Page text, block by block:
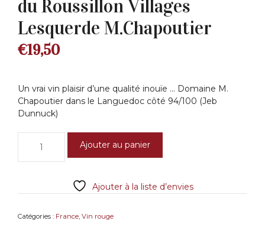
du Roussillon Villages
Lesquerde M.Chapoutier
€19,50
Un vrai vin plaisir d’une qualité inouïe … Domaine M.
Chapoutier dans le Languedoc côté 94/100 (Jeb
Dunnuck)
Domaine
L'Esquerda
Ajouter au panier
Ajouter à la liste d’envies
Catégories : France, Vin rouge